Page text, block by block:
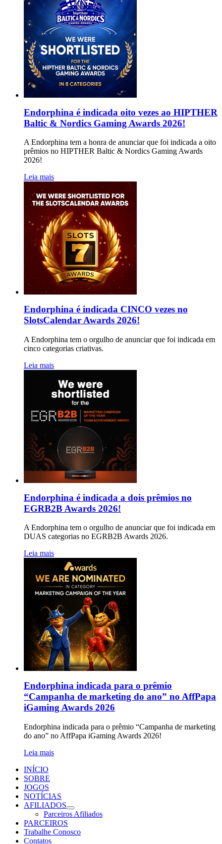
Endorphina é indicada oito vezes ao HIPTHER
Baltic & Nordics Gaming Awards 2026!
A Endorphina tem a honra de anunciar que foi indicada a oito
prêmios no HIPTHER Baltic & Nordics Gaming Awards
2026!
Leia mais
Endorphina é indicada CINCO vezes no
SlotsCalendar Awards 2026!
A Endorphina tem o orgulho de anunciar que foi indicada em
cinco categorias criativas.
Leia mais
Endorphina é indicada a dois prêmios no
EGRB2B Awards 2026!
A Endorphina tem o orgulho de anunciar que foi indicada em
DUAS categorias no EGRB2B Awards 2026.
Leia mais
Endorphina indicada para o prêmio
“Campanha de marketing do ano” no AffPapa
iGaming Awards 2026
Endorphina indicada para o prêmio “Campanha de marketing
do ano” no AffPapa iGaming Awards 2026!
Leia mais
INÍCIO
SOBRE
JOGOS
NOTÍCIAS
AFILIADOS
Parceiros Afiliados
PARCEIROS
Trabalhe Conosco
Contatos